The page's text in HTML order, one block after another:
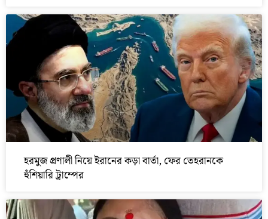
হরমুজ প্রণালী নিয়ে ইরানের কড়া বার্তা, ফের তেহরানকে
হুঁশিয়ারি ট্রাম্পের